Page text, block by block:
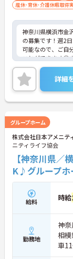
産休･育休･介護休暇取得
神奈川県横浜市金
の募集です！週2
可能なので、ご自
ことができます◎
るので、安心して
興味のある方は面
お気軽にご連絡く
詳細
グループホーム
株式会社日本アメニテ
ニティライフ協会
【神奈川県
K♪グループホ
給料 時給
勤務地
神
相
車